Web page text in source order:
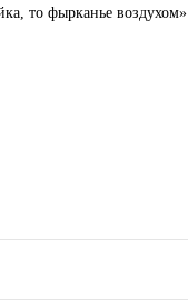
то фырканье воздухом»